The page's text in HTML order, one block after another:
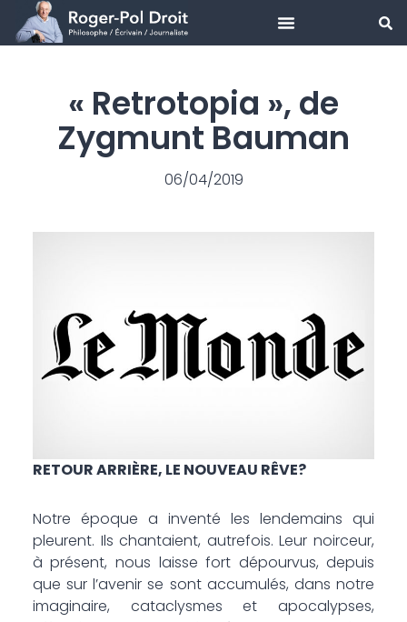
Aller
« Retrotopia », de
Zygmunt Bauman
06/04/2019
RETOUR ARRIÈRE, LE NOUVEAU RÊVE?
Notre époque a inventé les lendemains qui
pleurent. Ils chantaient, autrefois. Leur noirceur,
à présent, nous laisse fort dépourvus, depuis
que sur l’avenir se sont accumulés, dans notre
imaginaire, cataclysmes et apocalypses,